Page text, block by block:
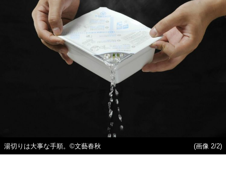
湯切りは大事な手順。©文藝春秋 (画像 2/2)